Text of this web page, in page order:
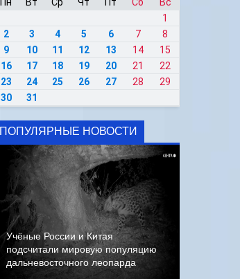
1
2
3 4 5 6 7
8
9
10 11 12 13 14
15
16
17 18 19 20 21
22
23
24 25 26 27 28
29
30
31
ПОПУЛЯРНЫЕ НОВОСТИ
Учёные России и Китая
подсчитали мировую популяцию
дальневосточного леопарда